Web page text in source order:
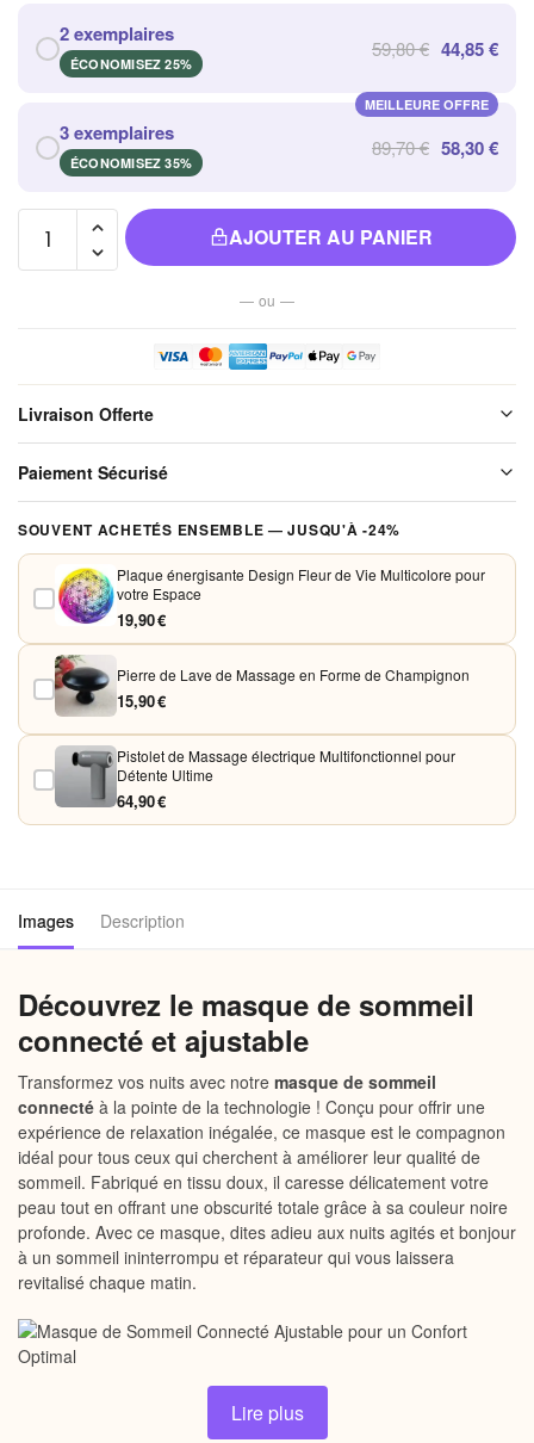
2 exemplaires
ÉCONOMISEZ 25%
59,80 € 44,85 €
MEILLEURE OFFRE
3 exemplaires
ÉCONOMISEZ 35%
89,70 € 58,30 €
pour un
Confort
Optimal
AJOUTER AU PANIER
— ou —
Livraison Offerte
soigneusement emballé avant expédition. Aucun frais de port, jamais.
Paiement Sécurisé
acceptons Visa, Mastercard, PayPal et Apple Pay. Aucune donnée
bancaire n'est conservée sur nos serveurs.
SOUVENT ACHETÉS ENSEMBLE — JUSQU'À -24%
Plaque énergisante Design Fleur de Vie Multicolore pour
votre Espace
19,90 €
Pierre de Lave de Massage en Forme de Champignon
15,90 €
Pistolet de Massage électrique Multifonctionnel pour
Détente Ultime
64,90 €
Images Description
Découvrez le masque de sommeil
connecté et ajustable
Transformez vos nuits avec notre masque de sommeil
connecté à la pointe de la technologie ! Conçu pour offrir une
expérience de relaxation inégalée, ce masque est le compagnon
idéal pour tous ceux qui cherchent à améliorer leur qualité de
sommeil. Fabriqué en tissu doux, il caresse délicatement votre
peau tout en offrant une obscurité totale grâce à sa couleur noire
profonde. Avec ce masque, dites adieu aux nuits agités et bonjour
à un sommeil ininterrompu et réparateur qui vous laissera
revitalisé chaque matin.
Pourquoi choisir notre masque de
Lire plus